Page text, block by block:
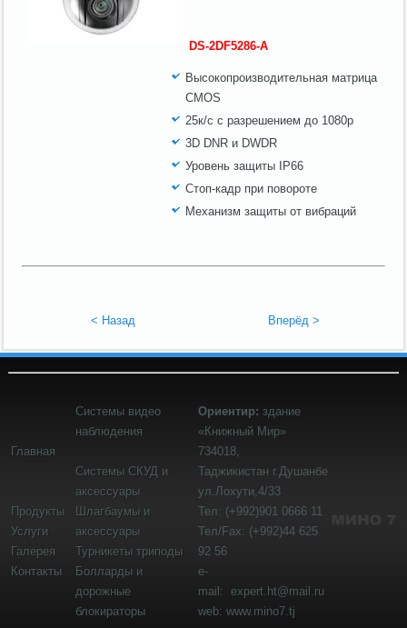
DS-2DF5286-A
Высокопроизводительная матрица
CMOS
25к/с с разрешением до 1080р
3D DNR и DWDR
Уровень защиты IP66
Стоп-кадр при повороте
Механизм защиты от вибраций
< Назад Вперёд >
Главная
Продукты
Услуги
Галерея
Контакты
Системы видео
наблюдения
Системы СКУД и
аксессуары
Шлагбаумы и
аксессуары
Турникеты триподы
Болларды и
дорожные
блокираторы
Ориентир: здание
«Книжный Мир»
734018,
Таджикистан г.Душанбе
ул.Лохути,4/33
Тел: (+992)901 0666 11
Тел/Fax: (+992)44 625
92 56
e-
mail: expert.ht@mail.ru
web: www.mino7.tj